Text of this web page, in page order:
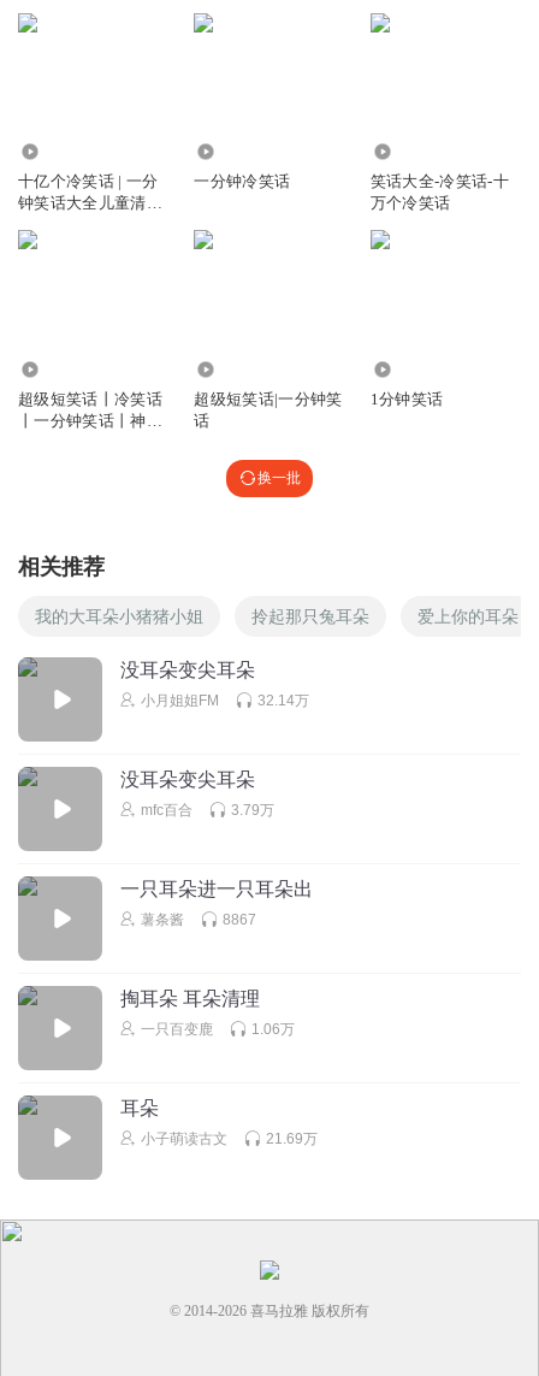
😁😁😁😁😁😁😁😁😁😁😁😁😁😁😁😁😁😁😁😁😁😁😁😁
😁😁😁😁😁😁😁😁😁😁😁😁😁😁😁😁😁😁😁😁😁😁😁😁
😁😁😁😁😁😁😁😁😁😁😁😁😁😁😁😁😁😁😁😁😁😁😁😁
郑南琴
不会嘎嘎嘎嘎嘎
回复
呜呜呜(＞＜)
2022-08-09
十亿个冷笑话 | 一分
钟笑话大全儿童清新
一分钟冷笑话
笑话大全-冷笑话-十
万个冷笑话
超级短笑话丨冷笑话
丨一分钟笑话丨神回
超级短笑话|一分钟笑
话
1分钟笑话
换一批
相关推荐
我的大耳朵小猪猪小姐 拎起那只兔耳朵 爱上你的耳朵
没耳朵变尖耳朵
小月姐姐FM 32.14万
没耳朵变尖耳朵
mfc百合 3.79万
一只耳朵进一只耳朵出
薯条酱 8867
掏耳朵 耳朵清理
一只百变鹿 1.06万
耳朵
小子萌读古文 21.69万
© 2014-2026 喜马拉雅 版权所有